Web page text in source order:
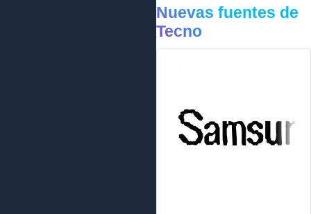
Nuevas fuentes de
Tecno